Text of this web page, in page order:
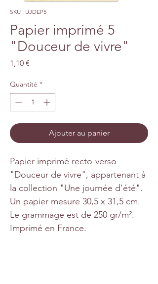
SKU : UJDEP5
Papier imprimé 5
"Douceur de vivre"
1,10 €
Quantité *
Ajouter au panier
Papier imprimé recto-verso
"Douceur de vivre", appartenant à
la collection "Une journée d'été".
Un papier mesure 30,5 x 31,5 cm.
Le grammage est de 250 gr/m².
Imprimé en France.